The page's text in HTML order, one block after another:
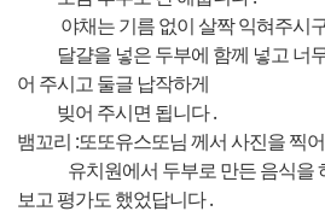
야채는 기름 없이 살짝 익혀주시
달걀을 넣은 두부에 함께 넣고 너
어 주시고 둘글 납작하게
빚어 주시면 됩니다 .
뱀꼬리 :또또유스또님 께서 사진을 찍
유치원에서 두부로 만든 음식을
보고 평가도 했었답니다 .